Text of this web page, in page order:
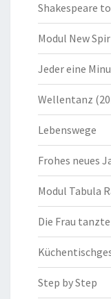
Shakespeare
Modul New
Jeder eine
Wellentanz
Lebenswege
Frohes neues
Modul Tabula
Die Frau
Step by Step